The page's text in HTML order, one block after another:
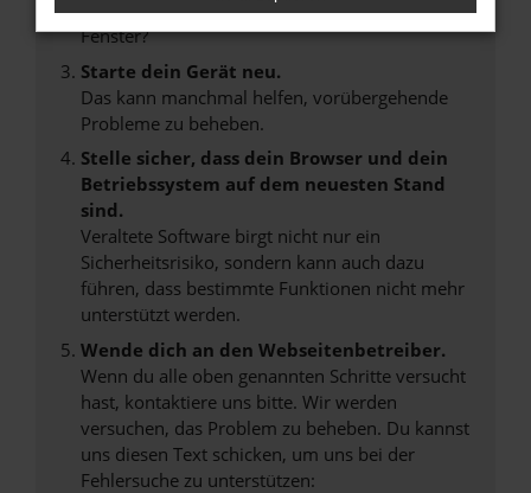
anderen Browser oder in einem privaten
Fenster?
Starte dein Gerät neu.
Das kann manchmal helfen, vorübergehende
Probleme zu beheben.
Stelle sicher, dass dein Browser und dein
Betriebssystem auf dem neuesten Stand
sind.
Veraltete Software birgt nicht nur ein
Sicherheitsrisiko, sondern kann auch dazu
führen, dass bestimmte Funktionen nicht mehr
unterstützt werden.
Wende dich an den Webseitenbetreiber.
Wenn du alle oben genannten Schritte versucht
hast, kontaktiere uns bitte. Wir werden
versuchen, das Problem zu beheben. Du kannst
uns diesen Text schicken, um uns bei der
Fehlersuche zu unterstützen: